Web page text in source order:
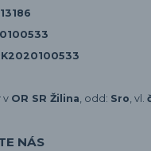
v OR SR Žilina, odd: Sro, vl.
NÁS